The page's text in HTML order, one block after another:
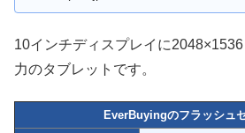
10インチディスプレイに
力のタブレットです。
EverBuyingのフラッシュ